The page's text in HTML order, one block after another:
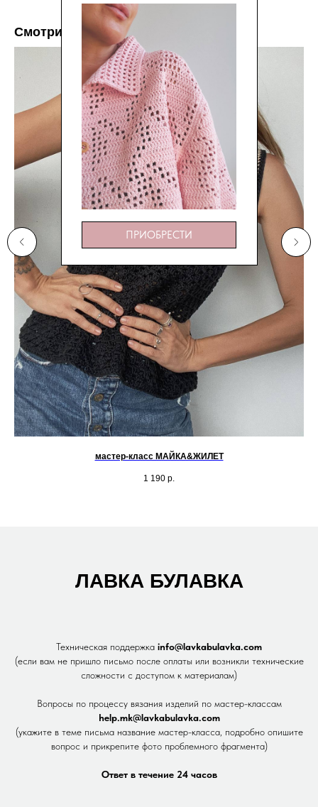
ПРИОБРЕСТИ
Смотрите так же
мастер-класс МАЙКА&ЖИЛЕТ
1 190 р.
ЛАВКА БУЛАВКА
Техническая поддержка info@lavkabulavka.com
(если вам не пришло письмо после оплаты или возникли технические
сложности с доступом к материалам)
Вопросы по процессу вязания изделий по мастер-классам
help.mk@lavkabulavka.com
(укажите в теме письма название мастер-класса, подробно опишите
вопрос и прикрепите фото проблемного фрагмента)
Ответ в течение 24 часов